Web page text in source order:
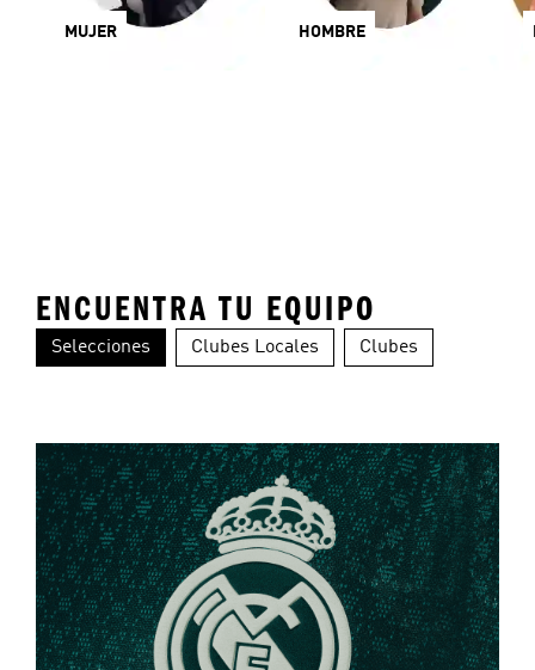
MUJER HOMBRE
ENCUENTRA TU EQUIPO
Selecciones Clubes Locales Clubes
Colombia Alemania